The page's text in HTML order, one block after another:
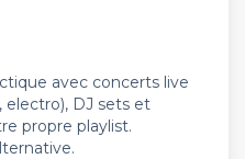
avec concerts live
electro), DJ sets et
propre playlist.